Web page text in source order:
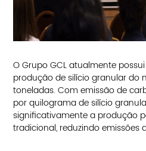
O Grupo GCL atualmente
produção de silício granular do
toneladas. Com emissão de
por quilograma de silício
significativamente a produção
tradicional, reduzindo emissões